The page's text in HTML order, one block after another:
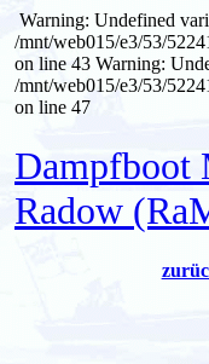
Warning: Undefined
/mnt/web015/e3/53/
on line 43 Warning:
/mnt/web015/e3/53/
on line 47
Dampfboot
Radow